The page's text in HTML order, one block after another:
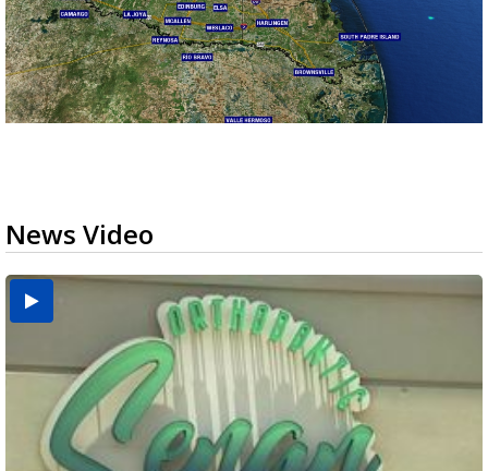
News Video